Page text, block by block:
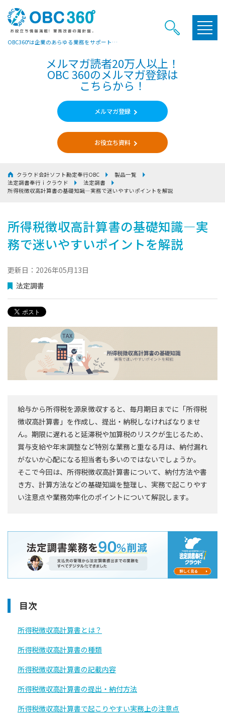
OBC360°は企業のあらゆる業務をサポートするヒントやお役立ち情報をご提供しています
メルマガ読者20万人以上！
OBC 360のメルマガ登録は
こちらから！
メルマガ登録
お役立ち資料
クラウド会計ソフト勘定奉行OBC
製品一覧
法定調書奉行ｉクラウド
法定調書
所得税徴収高計算書の基礎知識―実務で迷いやすいポイントを解説
所得税徴収高計算書の基礎知識―実
務で迷いやすいポイントを解説
更新日：2026年05月13日
法定調書
給与から所得税を源泉徴収すると、毎月期日までに「所得税
徴収高計算書」を作成し、提出・納税しなければなりませ
ん。期限に遅れると延滞税や加算税のリスクが生じるため、
賞与支給や年末調整など特別な業務と重なる月は、納付漏れ
がないか心配になる担当者も多いのではないでしょうか。
そこで今回は、所得税徴収高計算書について、納付方法や書
き方、計算方法などの基礎知識を整理し、実務で起こりやす
い注意点や業務効率化のポイントについて解説します。
目次
所得税徴収高計算書とは？
所得税徴収高計算書の種類
所得税徴収高計算書の記載内容
所得税徴収高計算書の提出・納付方法
所得税徴収高計算書で起こりやすい実務上の注意点